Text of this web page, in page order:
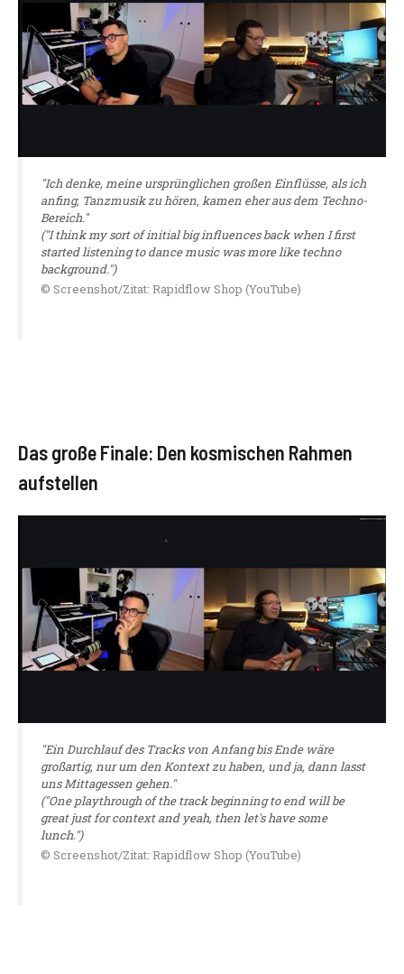
"Ich denke, meine ursprünglichen großen Einflüsse, als ich
anfing, Tanzmusik zu hören, kamen eher aus dem Techno-
Bereich."
("I think my sort of initial big influences back when I first
started listening to dance music was more like techno
background.")
© Screenshot/Zitat: Rapidflow Shop (YouTube)
Das große Finale: Den kosmischen Rahmen
aufstellen
"Ein Durchlauf des Tracks von Anfang bis Ende wäre
großartig, nur um den Kontext zu haben, und ja, dann lasst
uns Mittagessen gehen."
("One playthrough of the track beginning to end will be
great just for context and yeah, then let's have some
lunch.")
© Screenshot/Zitat: Rapidflow Shop (YouTube)